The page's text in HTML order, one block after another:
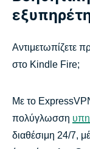
Αντιμετωπίζετε
στο Kindle Fire;
Με το
πολύγλωσση
διαθέσιμη 24/7,